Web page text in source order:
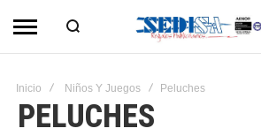
Inicio Niños Y Juegos Peluches
PELUCHES